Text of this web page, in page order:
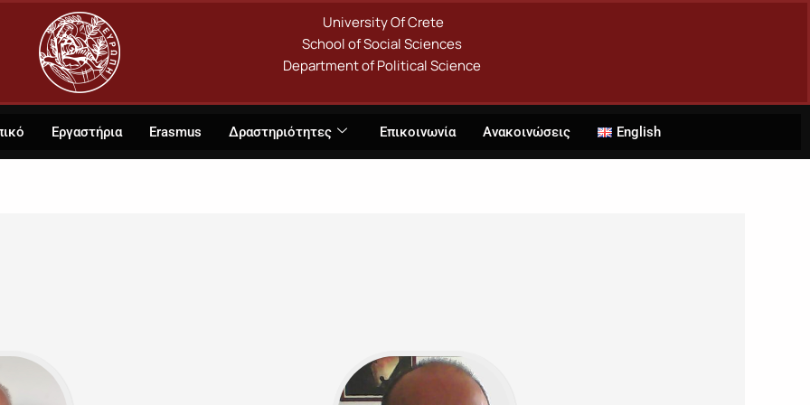
University Of Crete
School of Social Sciences
Department of Political Science
Εργαστήρια Erasmus Δραστηριότητες Επικοινωνία Ανακοινώσεις English